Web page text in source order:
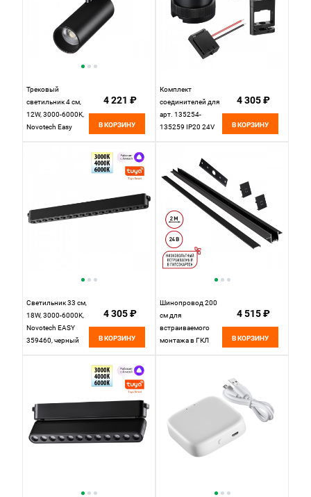
Трековый
светильник 4 см,
12W, 3000-6000K,
Novotech Easy
4 221 ₽
В КОРЗИНУ
Комплект
соединителей для
арт. 135254-
135259 IP20 24V
4 305 ₽
В КОРЗИНУ
Светильник 33 см,
18W, 3000-6000K,
Novotech EASY
359460, черный
4 305 ₽
В КОРЗИНУ
Шинопровод 200
см для
встраиваемого
монтажа в ГКЛ
4 515 ₽
В КОРЗИНУ